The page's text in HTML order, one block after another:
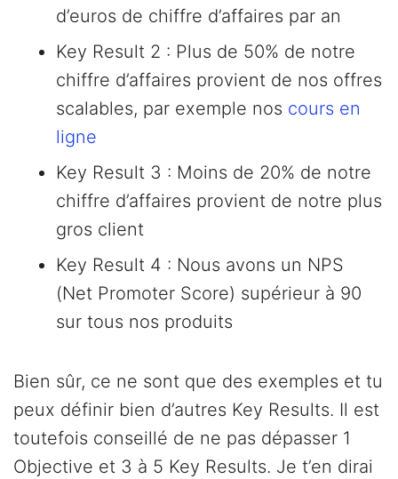
d’euros de chiffre d’affaires par an
Key Result 2 : Plus de 50% de notre
chiffre d’affaires provient de nos offres
scalables, par exemple nos cours en
ligne
Key Result 3 : Moins de 20% de notre
chiffre d’affaires provient de notre plus
gros client
Key Result 4 : Nous avons un NPS
(Net Promoter Score) supérieur à 90
sur tous nos produits
Bien sûr, ce ne sont que des exemples et tu
peux définir bien d’autres Key Results. Il est
toutefois conseillé de ne pas dépasser 1
Objective et 3 à 5 Key Results. Je t’en dirai